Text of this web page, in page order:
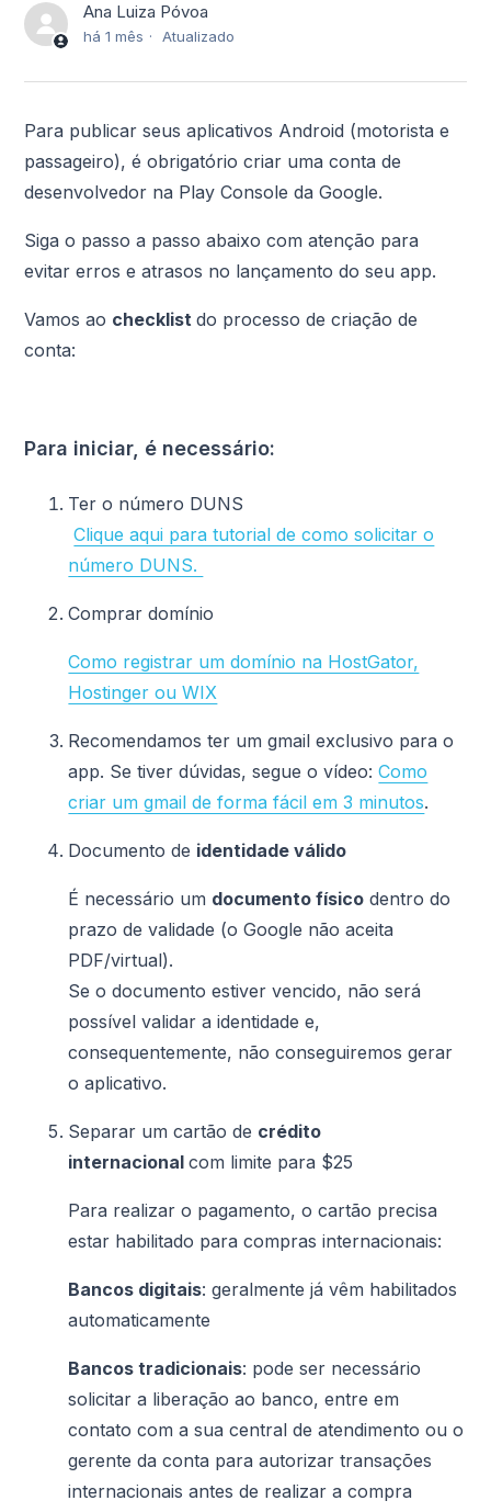
Ana Luiza Póvoa
há 1 mês Atualizado
Para publicar seus aplicativos Android (motorista e
passageiro), é obrigatório criar uma conta de
desenvolvedor na Play Console da Google.
Siga o passo a passo abaixo com atenção para
evitar erros e atrasos no lançamento do seu app.
Vamos ao checklistdo processo de criação de
conta:
Para iniciar, é necessário:
Ter o número DUNS
Clique aqui para tutorial de como solicitar o
número DUNS.
Comprar domínio
Como registrar um domínio na HostGator,
Hostinger ou WIX
Recomendamos ter um gmail exclusivo para o
app. Se tiver dúvidas, segue o vídeo:Como
criar um gmail de forma fácil em 3 minutos.
Documento de identidade válido
É necessário um documento físico dentro do
prazo de validade (o Google não aceita
PDF/virtual).
Se o documento estiver vencido, não será
possível validar a identidade e,
consequentemente, não conseguiremos gerar
o aplicativo.
Separar um cartão de crédito
internacionalcom limite para $25
Para realizar o pagamento, o cartão precisa
estar habilitado para compras internacionais:
Bancos digitais: geralmente já vêm habilitados
automaticamente
Bancos tradicionais: pode ser necessário
solicitar a liberação ao banco, entre em
contato com a sua central de atendimento ou o
gerente da conta para autorizar transações
internacionais antes de realizar a compra